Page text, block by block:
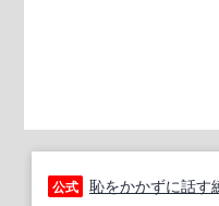
公式 恥をかかずに話す